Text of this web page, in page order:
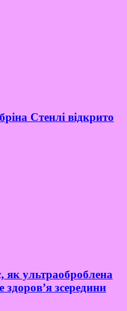
Стенлі відкрито
як ультраоброблена
зсередини